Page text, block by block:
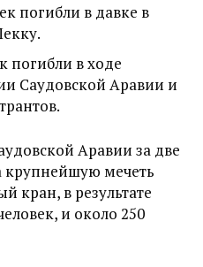
погибли в давке в
погибли в ходе
Саудовской Аравии и
Аравии за две
крупнейшую мечеть
кран, в результате
и около 250